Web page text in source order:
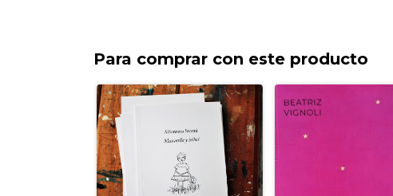
Para comprar con este producto